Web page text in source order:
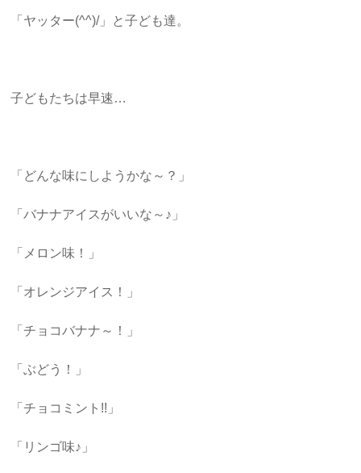
「ヤッター(^^)/」と子ども達。
子どもたちは早速…
「どんな味にしようかな～？」
「バナナアイスがいいな～♪」
「メロン味！」
「オレンジアイス！」
「チョコバナナ～！」
「ぶどう！」
「チョコミント!!」
「リンゴ味♪」